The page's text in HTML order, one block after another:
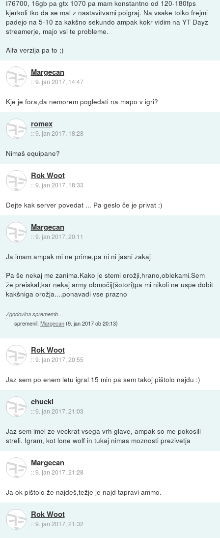
I76700, 16gb pa gtx 1070 pa mam konstantno od 120-180fps
kjerkoli tko da se mal z nastavitvami poigraj. Na vsake tolko frejmi
padejo na 5-10 za kakšno sekundo ampak kokr vidim na YT Dayz
streamerje, majo vsi te probleme.
Alfa verzija pa to ;)
Margecan
::9. jan 2017, 14:47
Kje je fora,da nemorem pogledati na mapo v igri?
romex
::9. jan 2017, 18:28
Nimaš equipane?
Rok Woot
::9. jan 2017, 18:33
Dejte kak server povedat ... Pa geslo če je privat :)
Margecan
::9. jan 2017, 20:11
Ja imam ampak mi ne prime,pa ni ni jasni zakaj
Pa še nekaj me zanima.Kako je stemi orožji,hrano,oblekami.Sem
že preiskal,kar nekaj army območij(šotori)pa mi nikoli ne uspe dobit
kakšniga orožja....ponavadi vse prazno
Zgodovina sprememb…
spremenil:Margecan(9. jan 2017 ob 20:13)
Rok Woot
::9. jan 2017, 20:55
Jaz sem po enem letu igral 15 min pa sem takoj pištolo najdu :)
chucki
::9. jan 2017, 21:03
Jaz sem imel ze veckrat vsega vrh glave, ampak so me pokosili
streli. Igram, kot lone wolf in tukaj nimas moznosti prezivetja
Margecan
::9. jan 2017, 21:28
Ja ok pištolo že najdeš,težje je najd tapravi ammo.
Rok Woot
::9. jan 2017, 21:32